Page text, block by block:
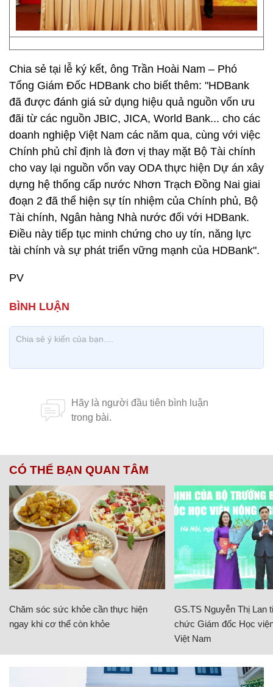
Chia sẻ tại lễ ký kết, ông Trần Hoài Nam – Phó
Tổng Giám Đốc HDBank cho biết thêm: "HDBank
đã được đánh giá sử dụng hiệu quả nguồn vốn ưu
đãi từ các nguồn JBIC, JICA, World Bank... cho các
doanh nghiệp Việt Nam các năm qua, cùng với việc
Chính phủ chỉ định là đơn vị thay mặt Bộ Tài chính
cho vay lại nguồn vốn vay ODA thực hiện Dự án xây
dựng hệ thống cấp nước Nhơn Trạch Đồng Nai giai
đoạn 2 đã thể hiện sự tín nhiệm của Chính phủ, Bộ
Tài chính, Ngân hàng Nhà nước đối với HDBank.
Điều này tiếp tục minh chứng cho uy tín, năng lực
tài chính và sự phát triển vững mạnh của HDBank".
PV
CÓ THỂ BẠN QUAN TÂM
Chăm sóc sức khỏe cần thực hiện
ngay khi cơ thể còn khỏe
GS.TS Nguyễn Thị Lan
chức Giám đốc Học
Việt Nam